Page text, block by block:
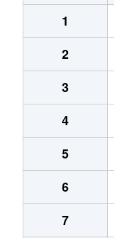
1
2
3
4
5
6
7